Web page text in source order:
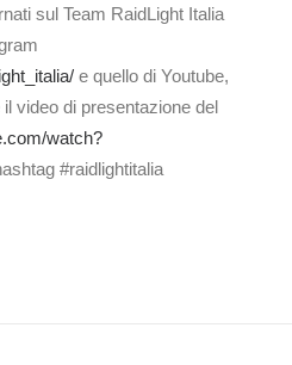
sul Team RaidLight Italia
e quello di Youtube,
video di presentazione del
watch?
#raidlightitalia